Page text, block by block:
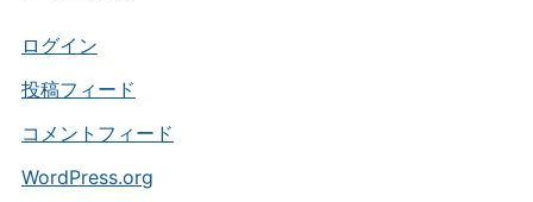
ー
ログイン
投稿フィード
コメントフィード
WordPress.org